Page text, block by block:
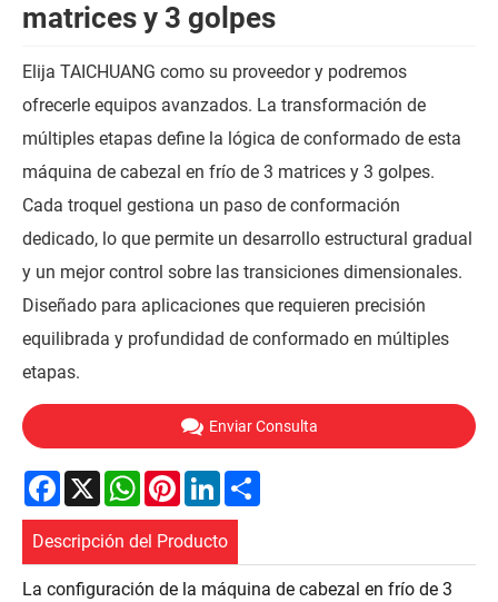
matrices y 3 golpes
Elija TAICHUANG como su proveedor y podremos
ofrecerle equipos avanzados. La transformación de
múltiples etapas define la lógica de conformado de esta
máquina de cabezal en frío de 3 matrices y 3 golpes.
Cada troquel gestiona un paso de conformación
dedicado, lo que permite un desarrollo estructural gradual
y un mejor control sobre las transiciones dimensionales.
Diseñado para aplicaciones que requieren precisión
equilibrada y profundidad de conformado en múltiples
etapas.
Enviar Consulta
Facebook
X WhatsApp
PinterestLinkedIn
Descripción del Producto
La configuración de la máquina de cabezal en frío de 3